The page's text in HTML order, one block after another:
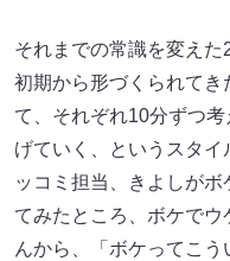
それまでの常識を変え
初期から形づくられて
て、それぞれ10分ずつ
げていく、というスタ
ッコミ担当、きよしが
てみたところ、ボケで
んから、「ボケってこ